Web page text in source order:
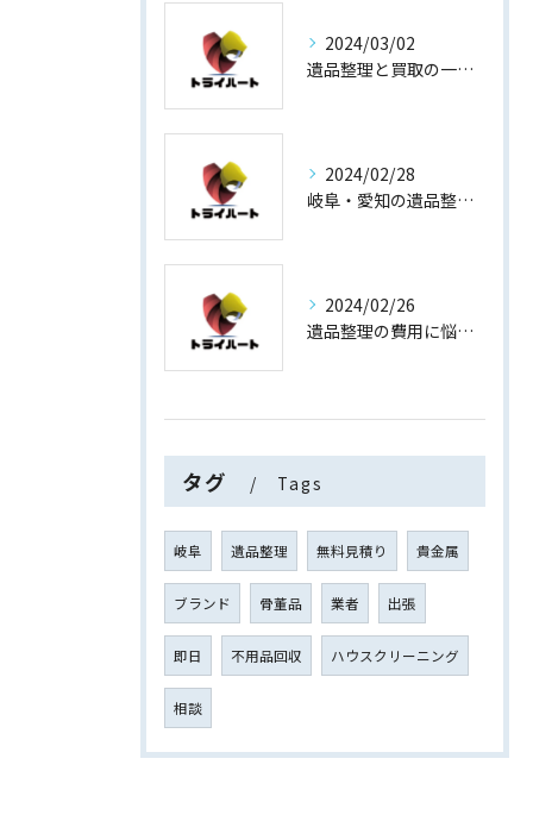
2024/03/02
遺品整理と買取の一石二鳥
2024/02/28
岐阜・愛知の遺品整理と買取専門店【査定士が高額買取】
2024/02/26
遺品整理の費用に悩まない！買取専門店運営の遺品整理
タグ Tags
岐阜 遺品整理 無料見積り 貴金属
ブランド 骨董品 業者 出張
即日 不用品回収 ハウスクリーニング
相談